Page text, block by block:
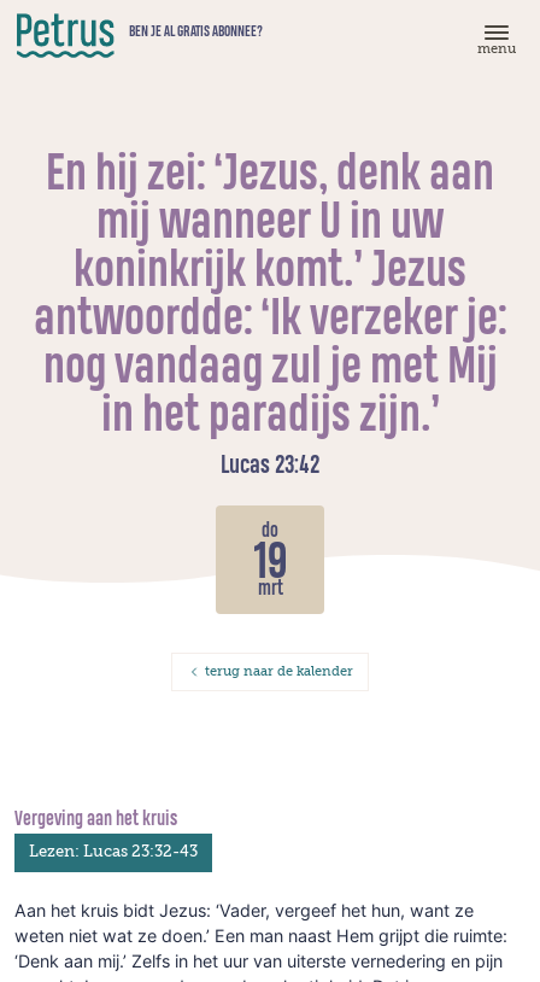
Doorgaan
naar
hoofdinhoud
BEN JE AL GRATIS ABONNEE?
menu
En hij zei: ‘Jezus, denk aan
mij wanneer U in uw
koninkrijk komt.’ Jezus
antwoordde: ‘Ik verzeker je:
nog vandaag zul je met Mij
in het paradijs zijn.’
Lucas 23:42
do
19
mrt
terug naar de kalender
Vergeving aan het kruis
Lezen: Lucas 23:32-43
Aan het kruis bidt Jezus: ‘Vader, vergeef het hun, want ze
weten niet wat ze doen.’ Een man naast Hem grijpt die ruimte:
‘Denk aan mij.’ Zelfs in het uur van uiterste vernedering en pijn